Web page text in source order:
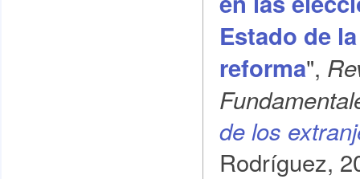
Estado de
reforma",
de los
Rodríguez,